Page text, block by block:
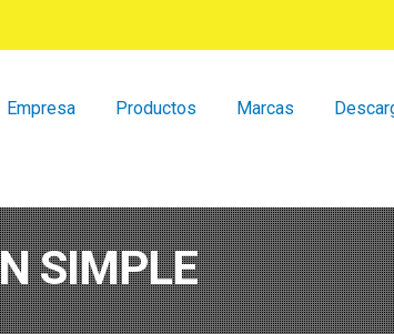
Empresa Productos Marcas
SIMPLE